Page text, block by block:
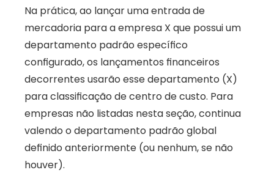
Na prática, ao lançar uma entrada de
mercadoria para a empresa X que possui um
departamento padrão específico
configurado, os lançamentos financeiros
decorrentes usarão esse departamento (X)
para classificação de centro de custo. Para
empresas não listadas nesta seção, continua
valendo o departamento padrão global
definido anteriormente (ou nenhum, se não
houver).